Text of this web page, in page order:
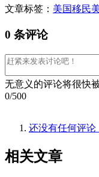
文章标签： 美国移民
0 条评论
无意义的评论将很快
0/500
还没有任何评
相关文章